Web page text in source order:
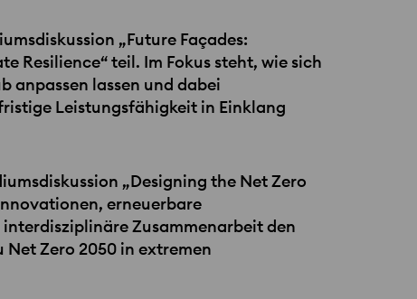
„Future Façades:
Resilience“ teil. Im Fokus steht, wie sich
anpassen lassen und dabei
Leistungsfähigkeit in Einklang
„Designing the Net Zero
erneuerbare
Zusammenarbeit den
Net Zero 2050 in extremen